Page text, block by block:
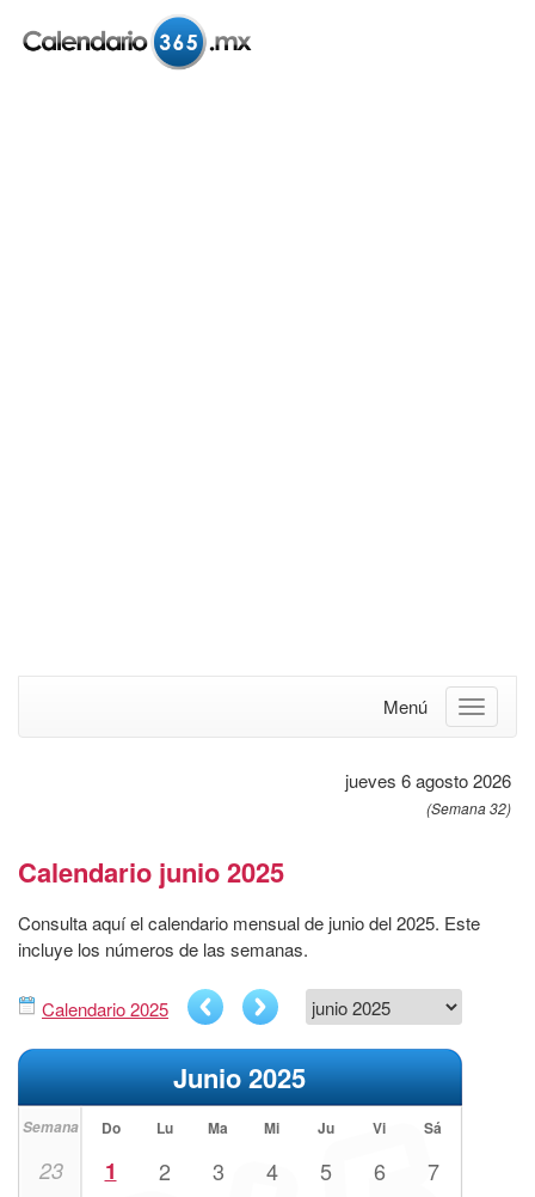
Menú
jueves 6 agosto 2026
(Semana 32)
Calendario junio 2025
Consulta aquí el calendario mensual de junio del 2025. Este
incluye los números de las semanas.
Calendario 2025
Junio 2025
Semana Do Lu Ma Mi Ju Vi Sá
23 1 2 3 4 5 6 7